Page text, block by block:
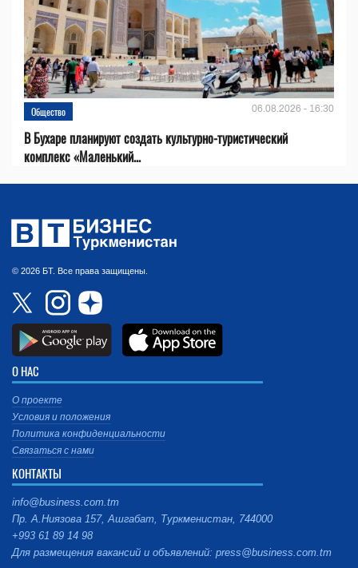
Общество 06.08.2026 - 16:30
В Бухаре планируют создать культурно-туристический
комплекс «Маленький...
© 2026 БТ. Все права защищены.
О НАС
О проекте
Условия и положения
Политика конфиденциальности
Связаться с нами
КОНТАКТЫ
info@business.com.tm
Пр. А.Ниязова 157, Ашгабат, Туркменистан, 744000
+993 61 89 14 98
Для размещения вакансий и объявлений: press@business.com.tm